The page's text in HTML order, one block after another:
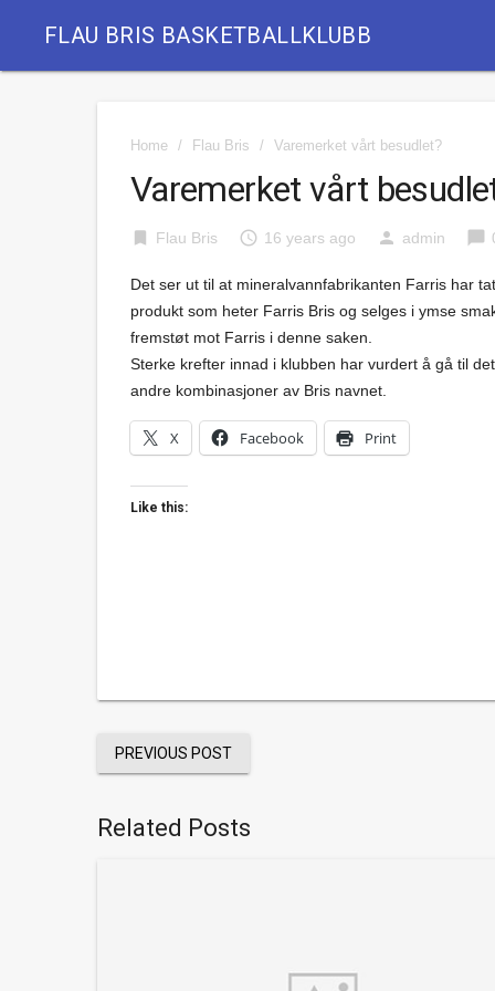
FLAU BRIS BASKETBALLKLUBB
Home / Flau Bris / Varemerket vårt besudlet?
Varemerket vårt
bookmark Flau Bris access_time 16 years ago person admin chat_bubble
Det ser ut til at mineralvannfabrikanten Farris har
produkt som heter Farris Bris og selges i ymse
fremstøt mot Farris i denne saken.
Sterke krefter innad i klubben har vurdert å gå til
andre kombinasjoner av Bris navnet.
X Facebook Print
Like this:
PREVIOUS POST
Related Posts